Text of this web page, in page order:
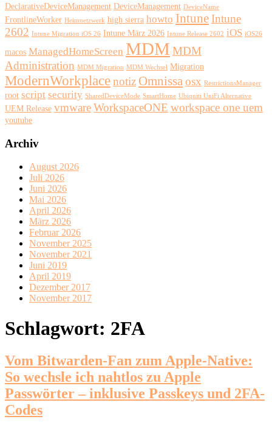
DeclarativeDeviceManagement DeviceManagement DeviceName
FrontlineWorker Heimnetzwerk high sierra howto IntuneIntune
2602 Intune Migration iOS 26 Intune März 2026 Intune Release 2602 iOS iOS26
macos ManagedHomeScreen MDM MDM
Administration MDM Migration MDM Wechsel Migration
ModernWorkplacenotiz Omnissa osx RestrictionsManager
root script security SharedDeviceMode SmartHome Ubiquiti UniFi Alternative
UEM Release vmwareWorkspaceONE workspace one uem
youtube
Archiv
August 2026
Juli 2026
Juni 2026
Mai 2026
April 2026
März 2026
Februar 2026
November 2025
November 2021
Juni 2019
April 2019
Dezember 2017
November 2017
Schlagwort: 2FA
Vom Bitwarden-Fan zum Apple-Native:
So wechsle ich nahtlos zu Apple
Passwörter – inklusive Passkeys und 2FA-
Codes